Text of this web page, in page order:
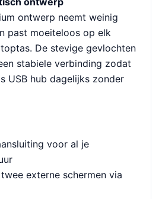
ontwerp neemt weinig
past moeiteloos op elk
De stevige gevlochten
stabiele verbinding zodat
USB hub dagelijks zonder
voor al je
externe schermen via